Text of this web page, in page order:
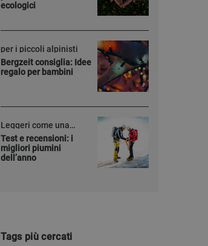
ecologici
per i piccoli alpinisti
Bergzeit consiglia: Idee
regalo per bambini
Leggeri come una
Test e recensioni: i
migliori piumini
dell’anno
Tags più cercati